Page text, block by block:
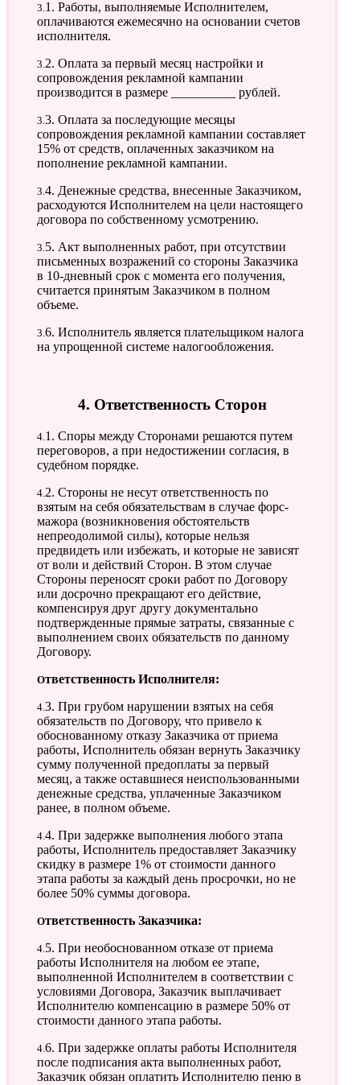
3.1. Работы, выполняемые Исполнителем,
оплачиваются ежемесячно на основании счетов
исполнителя.
3.2. Оплата за первый месяц настройки и
сопровождения рекламной кампании
производится в размере __________ рублей.
3.3. Оплата за последующие месяцы
сопровождения рекламной кампании составляет
15% от средств, оплаченных заказчиком на
пополнение рекламной кампании.
3.4. Денежные средства, внесенные Заказчиком,
расходуются Исполнителем на цели настоящего
договора по собственному усмотрению.
3.5. Акт выполненных работ, при отсутствии
письменных возражений со стороны Заказчика
в 10-дневный срок с момента его получения,
считается принятым Заказчиком в полном
объеме.
3.6. Исполнитель является плательщиком налога
на упрощенной системе налогообложения.
4. Ответственность Сторон
4.1. Споры между Сторонами решаются путем
переговоров, а при недостижении согласия, в
судебном порядке.
4.2. Стороны не несут ответственность по
взятым на себя обязательствам в случае форс-
мажора (возникновения обстоятельств
непреодолимой силы), которые нельзя
предвидеть или избежать, и которые не зависят
от воли и действий Сторон. В этом случае
Стороны переносят сроки работ по Договору
или досрочно прекращают его действие,
компенсируя друг другу документально
подтвержденные прямые затраты, связанные с
выполнением своих обязательств по данному
Договору.
Ответственность Исполнителя:
4.3. При грубом нарушении взятых на себя
обязательств по Договору, что привело к
обоснованному отказу Заказчика от приема
работы, Исполнитель обязан вернуть Заказчику
сумму полученной предоплаты за первый
месяц, а также оставшиеся неиспользованными
денежные средства, уплаченные Заказчиком
ранее, в полном объеме.
4.4. При задержке выполнения любого этапа
работы, Исполнитель предоставляет Заказчику
скидку в размере 1% от стоимости данного
этапа работы за каждый день просрочки, но не
более 50% суммы договора.
Ответственность Заказчика:
4.5. При необоснованном отказе от приема
работы Исполнителя на любом ее этапе,
выполненной Исполнителем в соответствии с
условиями Договора, Заказчик выплачивает
Исполнителю компенсацию в размере 50% от
стоимости данного этапа работы.
4.6. При задержке оплаты работы Исполнителя
после подписания акта выполненных работ,
Заказчик обязан оплатить Исполнителю пеню в